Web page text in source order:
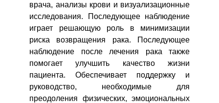
врача, анализы крови и визуализационные
исследования. Последующее наблюдение
играет решающую роль в минимизации
риска возвращения рака. Последующее
наблюдение после лечения рака также
помогает улучшить качество жизни
пациента. Обеспечивает поддержку и
руководство, необходимые для
преодоления физических, эмоциональных